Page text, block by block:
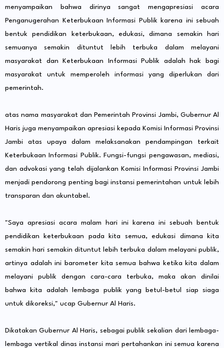
menyampaikan bahwa dirinya sangat mengapresiasi acara
Penganugerahan Keterbukaan Informasi Publik karena ini sebuah
bentuk pendidikan keterbukaan, edukasi, dimana semakin hari
semuanya semakin dituntut lebih terbuka dalam melayani
masyarakat dan Keterbukaan Informasi Publik adalah hak bagi
masyarakat untuk memperoleh informasi yang diperlukan dari
pemerintah.
atas nama masyarakat dan Pemerintah Provinsi Jambi, Gubernur Al
Haris juga menyampaikan apresiasi kepada Komisi Informasi Provinsi
Jambi atas upaya dalam melaksanakan pendampingan terkait
Keterbukaan Informasi Publik. Fungsi-fungsi pengawasan, mediasi,
dan advokasi yang telah dijalankan Komisi Informasi Provinsi Jambi
menjadi pendorong penting bagi instansi pemerintahan untuk lebih
transparan dan akuntabel.
"Saya apresiasi acara malam hari ini karena ini sebuah bentuk
pendidikan keterbukaan pada kita semua, edukasi dimana kita
semakin hari semakin dituntut lebih terbuka dalam melayani publik,
artinya adalah ini barometer kita semua bahwa ketika kita dalam
melayani publik dengan cara-cara terbuka, maka akan dinilai
bahwa kita adalah lembaga publik yang betul-betul siap siaga
untuk dikoreksi," ucap Gubernur Al Haris.
Dikatakan Gubernur Al Haris, sebagai publik sekalian dari lembaga-
lembaga vertikal dinas instansi mari pertahankan ini semua karena